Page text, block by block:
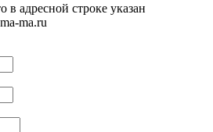
адресной строке указан
ma.ru